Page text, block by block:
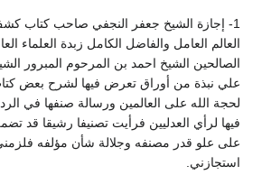
1- إجازة الشيخ جعفر النجفي صاحب كتاب
العالم العامل والفاضل الكامل زبدة العلماء
الصالحين الشيخ احمد بن المرحوم المبرور
علي نبذة من أوراق تعرض فيها لشرح بعض
لحجة الله على العالمين ورسالة صنفها في
فيها لرأي العدليين فرأيت تصنيفا رشيقا قد
على علو قدر مصنفه وجلالة شأن مؤلفه
استجازني.